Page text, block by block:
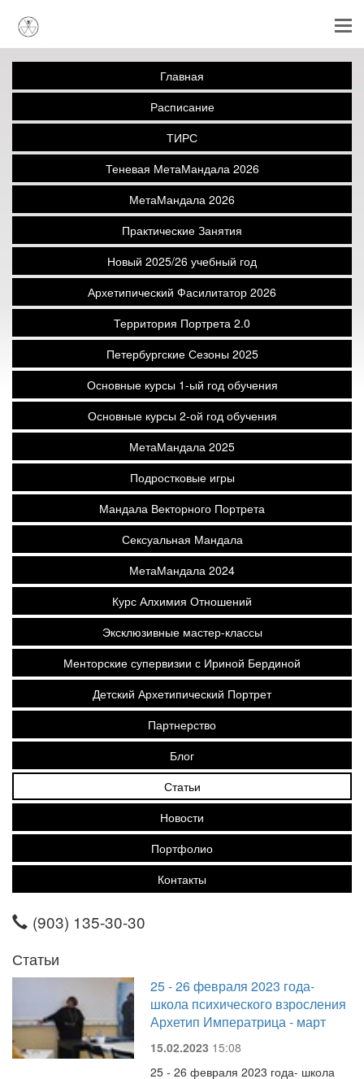
Главная
Расписание
ТИРС
Теневая МетаМандала 2026
МетаМандала 2026
Практические Занятия
Новый 2025/26 учебный год
Архетипический Фасилитатор 2026
Территория Портрета 2.0
Петербургские Сезоны 2025
Основные курсы 1-ый год обучения
Основные курсы 2-ой год обучения
МетаМандала 2025
Подростковые игры
Мандала Векторного Портрета
Сексуальная Мандала
МетаМандала 2024
Курс Алхимия Отношений
Эксклюзивные мастер-классы
Менторские супервизии с Ириной Бердиной
Детский Архетипический Портрет
Партнерство
Блог
Статьи
Новости
Портфолио
Контакты
(903) 135-30-30
Статьи
25 - 26 февраля 2023 года-
школа психического взросления
Архетип Императрица - март
15.02.2023 15:08
25 - 26 февраля 2023 года- школа